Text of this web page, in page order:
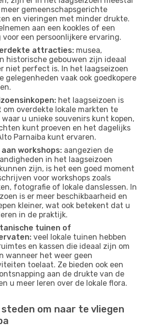
gemeenschapsgerichte
en vieringen met minder drukte.
aan een kookles of een
een persoonlijkere ervaring.
attracties: musea,
historische gebouwen zijn ideaal
niet perfect is. In het laagseizoen
gelegenheden vaak ook goedkopere
het laagseizoen is
om overdekte lokale markten te
u unieke souvenirs kunt kopen,
kunt proeven en het dagelijks
Parnaiba kunt ervaren.
aan workshops: aangezien de
in het laagseizoen
zijn, is het een goed moment
voor workshops zoals
fotografie of lokale danslessen. In
is er meer beschikbaarheid en
kleiner, wat ook betekent dat u
in de praktijk.
tuinen of
veel lokale tuinen hebben
en kassen die ideaal zijn om
wanneer het weer geen
toelaat. Ze bieden ook een
aan de drukte van de
u meer leren over de lokale flora.
om naar te vliegen